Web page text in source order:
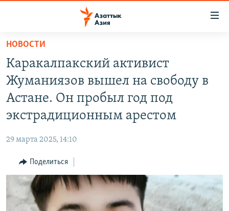
Вернуться
основному
содержанию
Вернутся
главной
Вернутся
поиску
КАЗАХСТАН
НОВОСТИ
ВОЙНА В УКРАИНЕ
КЫРГЫЗЧА
ЎЗБЕКЧА
ТОҶИКӢ
TÜRKMENÇE
ПОДПИШИТЕСЬ НА НАС В СОЦСЕТЯХ
Все сайты РСЕ/РС
НОВОСТИ
Каракалпакский активист
Жуманиязов вышел на свободу в
Астане. Он пробыл год под
экстрадиционным арестом
29 марта 2025, 14:10
Поделиться